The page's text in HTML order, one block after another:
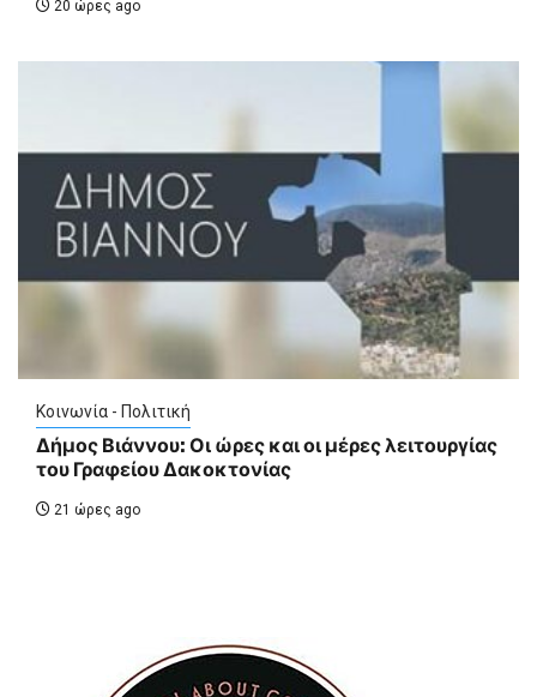
20 ώρες ago
Κοινωνία - Πολιτική
Δήμος Βιάννου: Οι ώρες και οι μέρες λειτουργίας
του Γραφείου Δακοκτονίας
21 ώρες ago